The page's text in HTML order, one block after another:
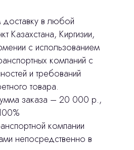
в любой
Казахстана, Киргизии,
с использованием
компаний с
и требований
товара.
заказа – 20 000 р.,
компании
непосредственно в